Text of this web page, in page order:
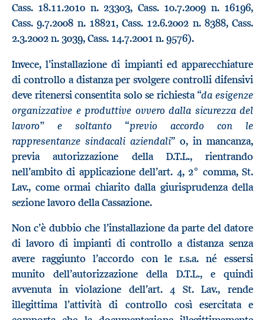
Cass. 18.11.2010 n. 23303, Cass. 10.7.2009 n. 16196,
Cass. 9.7.2008 n. 18821, Cass. 12.6.2002 n. 8388, Cass.
2.3.2002 n. 3039, Cass. 14.7.2001 n. 9576).
Invece, l’installazione di impianti ed apparecchiature
di controllo a distanza per svolgere controlli difensivi
deve ritenersi consentita solo se richiesta “da esigenze
organizzative e produttive ovvero dalla sicurezza del
lavoro” e soltanto “previo accordo con le
rappresentanze sindacali aziendali” o, in mancanza,
previa autorizzazione della D.T.L., rientrando
nell’ambito di applicazione dell’art. 4, 2° comma, St.
Lav., come ormai chiarito dalla giurisprudenza della
sezione lavoro della Cassazione.
Non c’è dubbio che l’installazione da parte del datore
di lavoro di impianti di controllo a distanza senza
avere raggiunto l’accordo con le r.s.a. né essersi
munito dell’autorizzazione della D.T.L., e quindi
avvenuta in violazione dell’art. 4 St. Lav., rende
illegittima l’attività di controllo così esercitata e